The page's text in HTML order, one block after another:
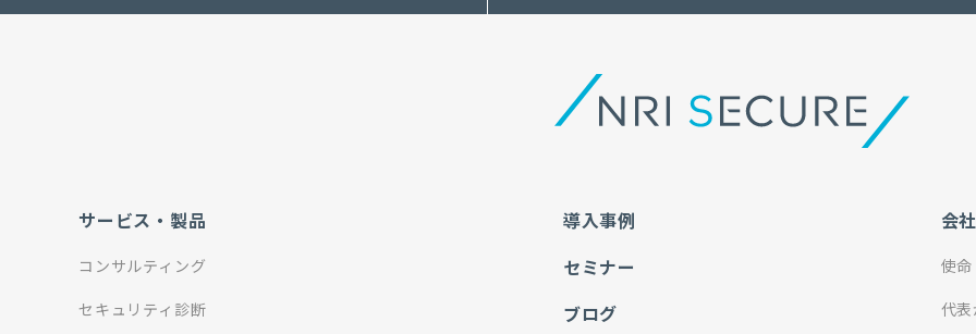
サービス・製品
コンサルティング
セキュリティ診断
導入事例
セミナー
ブログ
会
使
代